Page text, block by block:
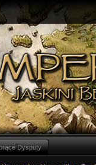
Dysputy